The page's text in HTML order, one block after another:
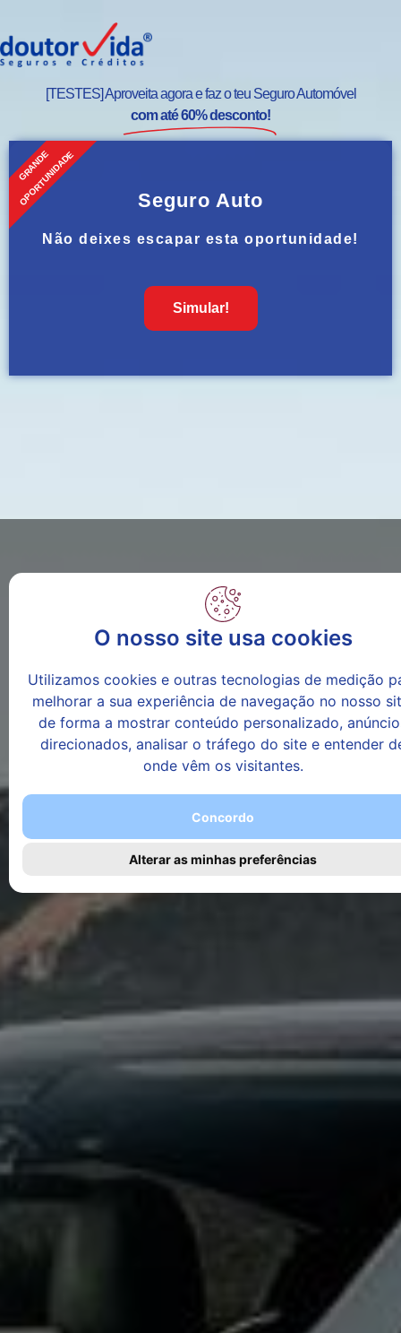
O nosso site usa cookies
Utilizamos cookies e outras tecnologias de medição
melhorar a sua experiência de navegação no nosso
de forma a mostrar conteúdo personalizado,
direcionados, analisar o tráfego do site e entender
onde vêm os visitantes.
Concordo
Alterar as minhas preferências
[TESTES] Aproveita agora e faz o teu Seguro Automóvel
com até 60% desconto!
Seguro Auto
Não deixes escapar esta oportunidade!
Simular!
GRANDE
OPORTUNIDADE